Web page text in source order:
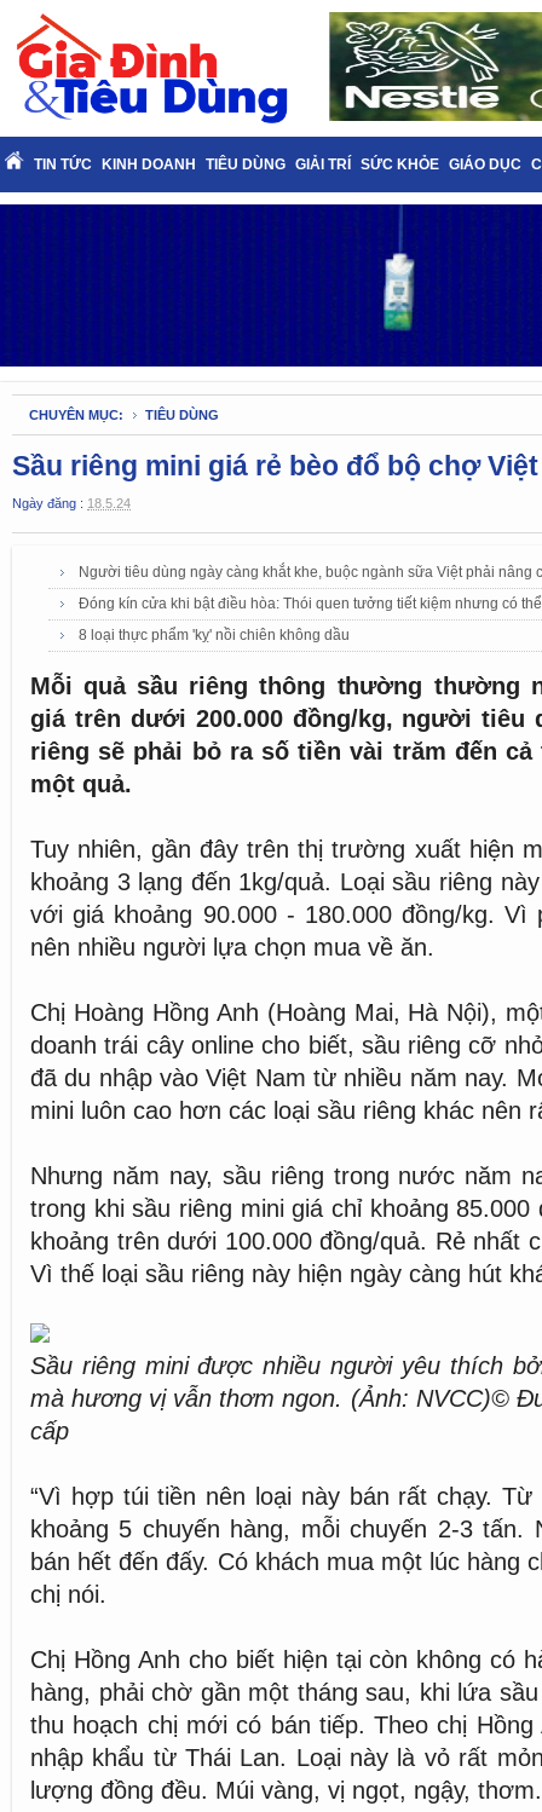
TIN TỨC KINH DOANH TIÊU DÙNG GIẢI TRÍ SỨC KHỎE GIÁO DỤC
CHUYÊN MỤC: TIÊU DÙNG
Sầu riêng mini giá rẻ bèo đổ bộ chợ Việt
Ngày đăng : 18.5.24
Người tiêu dùng ngày càng khắt khe, buộc ngành sữa Việt phải nâng
Đóng kín cửa khi bật điều hòa: Thói quen tưởng tiết kiệm nhưng có
8 loại thực phẩm 'kỵ' nồi chiên không dầu
Mỗi quả sầu riêng thông thường thường
giá trên dưới 200.000 đồng/kg, người tiêu
riêng sẽ phải bỏ ra số tiền vài trăm đến cả
một quả.
Tuy nhiên, gần đây trên thị trường xuất hiện
khoảng 3 lạng đến 1kg/quả. Loại sầu riêng
với giá khoảng 90.000 - 180.000 đồng/kg.
nên nhiều người lựa chọn mua về ăn.
Chị Hoàng Hồng Anh (Hoàng Mai, Hà Nội),
doanh trái cây online cho biết, sầu riêng cỡ
đã du nhập vào Việt Nam từ nhiều năm nay.
mini luôn cao hơn các loại sầu riêng khác nên
Nhưng năm nay, sầu riêng trong nước năm
trong khi sầu riêng mini giá chỉ khoảng
khoảng trên dưới 100.000 đồng/quả. Rẻ nhất
Vì thế loại sầu riêng này hiện ngày càng hút
Sầu riêng mini được nhiều người yêu thích
mà hương vị vẫn thơm ngon. (Ảnh: NVCC)©
cấp
“Vì hợp túi tiền nên loại này bán rất chạy. Từ
khoảng 5 chuyến hàng, mỗi chuyến 2-3 tấn.
bán hết đến đấy. Có khách mua một lúc hàng
chị nói.
Chị Hồng Anh cho biết hiện tại còn không có
hàng, phải chờ gần một tháng sau, khi lứa
thu hoạch chị mới có bán tiếp. Theo chị
nhập khẩu từ Thái Lan. Loại này là vỏ rất
lượng đồng đều. Múi vàng, vị ngọt, ngậy, thơm.